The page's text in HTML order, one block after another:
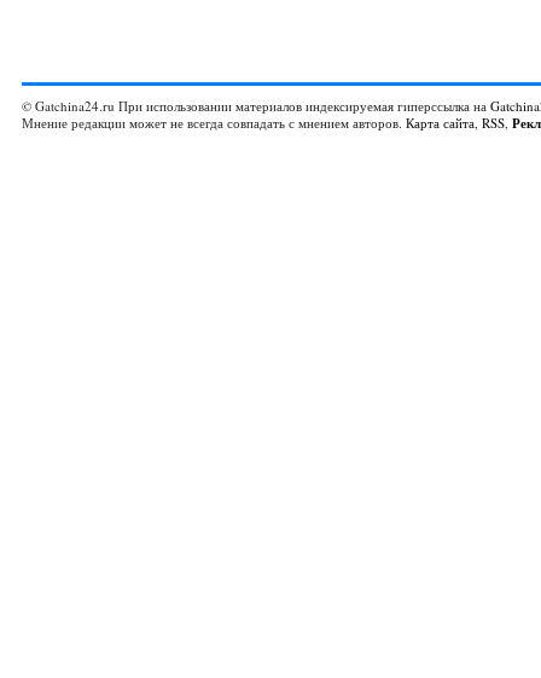
© Gatchina24.ru При использовании материалов индексируемая гиперссылка на
Мнение редакции может не всегда совпадать с мнением авторов. Карта сайта, RSS,